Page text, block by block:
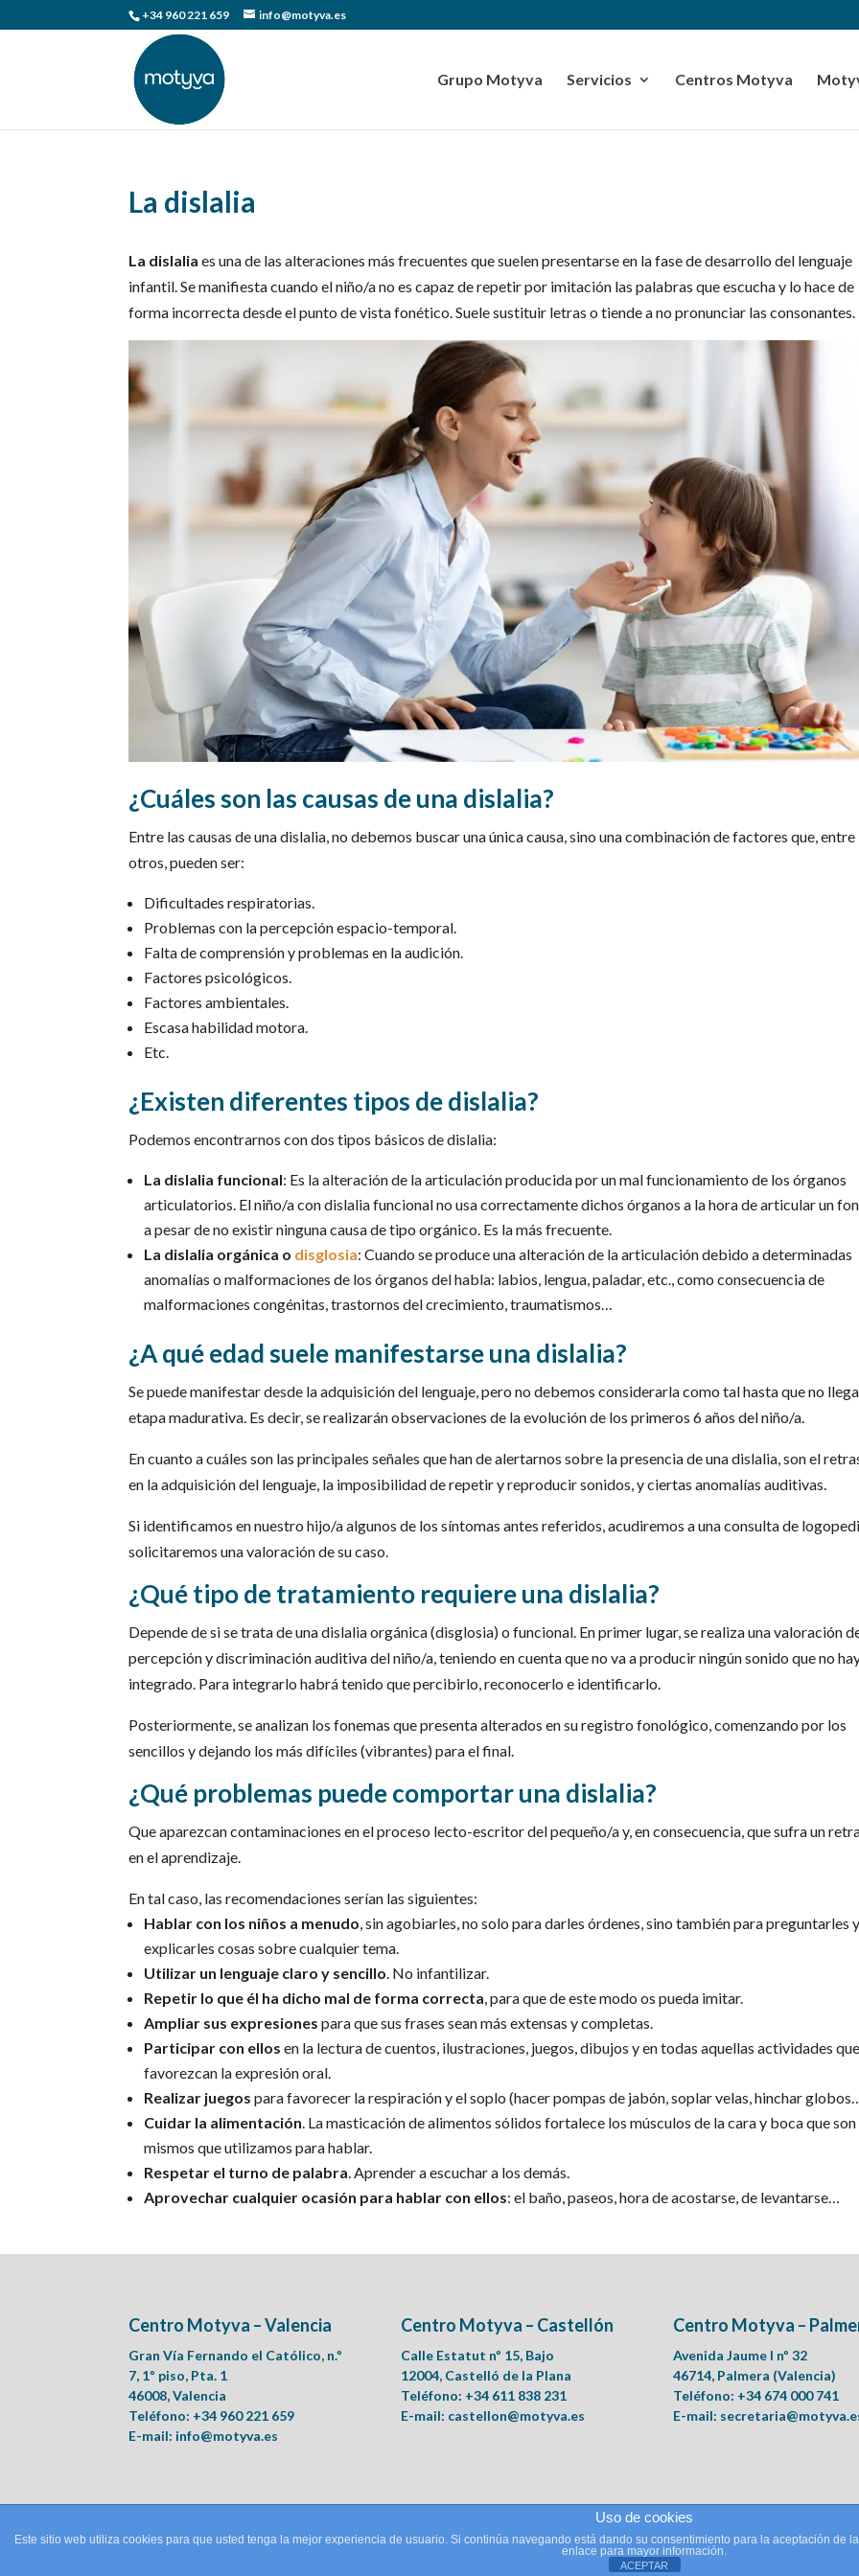
+34 960 221 659 info@motyva.es
Grupo Motyva Servicios Centros Motyva
La dislalia
La dislalia es una de las alteraciones más frecuentes que suelen presentarse en la fase de desarrollo del lenguaje
infantil. Se manifiesta cuando el niño/a no es capaz de repetir por imitación las palabras que escucha y lo hace de
forma incorrecta desde el punto de vista fonético. Suele sustituir letras o tiende a no pronunciar las consonantes.
¿Cuáles son las causas de una dislalia?
Entre las causas de una dislalia, no debemos buscar una única causa, sino una combinación de factores que, entre
otros, pueden ser:
Dificultades respiratorias.
Problemas con la percepción espacio-temporal.
Falta de comprensión y problemas en la audición.
Factores psicológicos.
Factores ambientales.
Escasa habilidad motora.
Etc.
¿Existen diferentes tipos de dislalia?
Podemos encontrarnos con dos tipos básicos de dislalia:
La dislalia funcional: Es la alteración de la articulación producida por un mal funcionamiento de los órganos
articulatorios. El niño/a con dislalia funcional no usa correctamente dichos órganos a la hora de articular un
a pesar de no existir ninguna causa de tipo orgánico. Es la más frecuente.
La dislalia orgánica o disglosia: Cuando se produce una alteración de la articulación debido a determinadas
anomalías o malformaciones de los órganos del habla: labios, lengua, paladar, etc., como consecuencia de
malformaciones congénitas, trastornos del crecimiento, traumatismos…
¿A qué edad suele manifestarse una dislalia?
Se puede manifestar desde la adquisición del lenguaje, pero no debemos considerarla como tal hasta que no
etapa madurativa. Es decir, se realizarán observaciones de la evolución de los primeros 6 años del niño/a.
En cuanto a cuáles son las principales señales que han de alertarnos sobre la presencia de una dislalia, son el
en la adquisición del lenguaje, la imposibilidad de repetir y reproducir sonidos, y ciertas anomalías auditivas.
Si identificamos en nuestro hijo/a algunos de los síntomas antes referidos, acudiremos a una consulta de
solicitaremos una valoración de su caso.
¿Qué tipo de tratamiento requiere una dislalia?
Depende de si se trata de una dislalia orgánica (disglosia) o funcional. En primer lugar, se realiza una valoración
percepción y discriminación auditiva del niño/a, teniendo en cuenta que no va a producir ningún sonido que no
integrado. Para integrarlo habrá tenido que percibirlo, reconocerlo e identificarlo.
Posteriormente, se analizan los fonemas que presenta alterados en su registro fonológico, comenzando por los
sencillos y dejando los más difíciles (vibrantes) para el final.
¿Qué problemas puede comportar una dislalia?
Que aparezcan contaminaciones en el proceso lecto-escritor del pequeño/a y, en consecuencia, que sufra un
en el aprendizaje.
En tal caso, las recomendaciones serían las siguientes:
Hablar con los niños a menudo , sin agobiarles, no solo para darles órdenes, sino también para preguntarles y
explicarles cosas sobre cualquier tema.
Utilizar un lenguaje claro y sencillo . No infantilizar.
Repetir lo que él ha dicho mal de forma correcta , para que de este modo os pueda imitar.
Ampliar sus expresiones para que sus frases sean más extensas y completas.
Participar con ellos en la lectura de cuentos, ilustraciones, juegos, dibujos y en todas aquellas actividades que
favorezcan la expresión oral.
Realizar juegos para favorecer la respiración y el soplo (hacer pompas de jabón, soplar velas, hinchar
Cuidar la alimentación . La masticación de alimentos sólidos fortalece los músculos de la cara y boca que son
mismos que utilizamos para hablar.
Respetar el turno de palabra . Aprender a escuchar a los demás.
Aprovechar cualquier ocasión para hablar con ellos: el baño, paseos, hora de acostarse, de levantarse…
Centro Motyva – Valencia
Gran Vía Fernando el Católico, n.º
7, 1º piso, Pta. 1
46008, Valencia
Teléfono: +34 960 221 659
E-mail: info@motyva.es
Centro Motyva – Castellón
Calle Estatut nº 15, Bajo
12004, Castelló de la Plana
Teléfono: +34 611 838 231
E-mail: castellon@motyva.es
Centro Motyva –
Avenida Jaume I nº 32
46714, Palmera (Valencia)
Teléfono: +34 674 000 741
E-mail:
© Motyva | Centro de Logopedia, Psicología Clínica y Psicopedagogía.
Uso de cookies
Este sitio web utiliza cookies para que usted tenga la mejor experiencia de usuario. Si continúa navegando está dando su consentimiento para la aceptación de
enlace para mayor información.
ACEPTAR